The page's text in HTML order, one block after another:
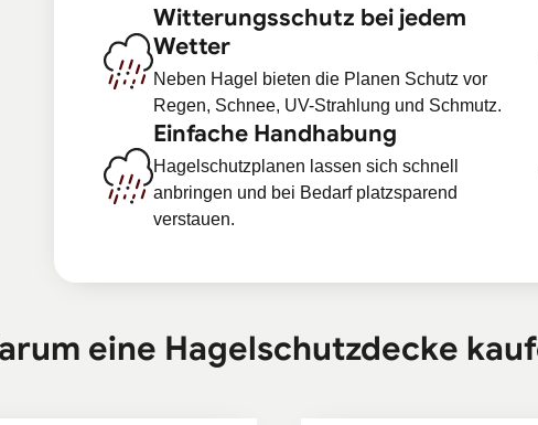
Witterungsschutz bei jedem
Wetter
Neben Hagel bieten die Planen Schutz vor
Regen, Schnee, UV-Strahlung und Schmutz.
Einfache Handhabung
Hagelschutzplanen lassen sich schnell
anbringen und bei Bedarf platzsparend
verstauen.
eine Hagelschutzdecke